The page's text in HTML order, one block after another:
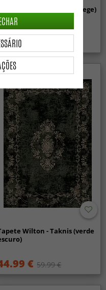
Tapete Wilton - Mateur (bege)
€
Wilton - Taknis (verde
€ 59.99 €